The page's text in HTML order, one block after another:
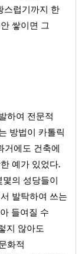
스럽기까지 한
쌓이면 그
하여 전문적
방법이 카톨릭
거에도 건축에
예가 있었다.
의 성당들이
발탁하여 쓰는
들여질 수
지 않아도
화적